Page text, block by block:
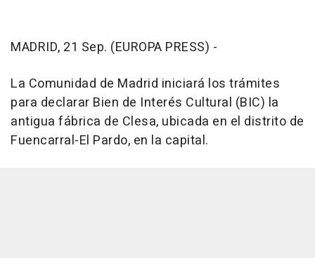
MADRID, 21 Sep. (EUROPA PRESS) -
La Comunidad de Madrid iniciará los trámites
para declarar Bien de Interés Cultural (BIC) la
antigua fábrica de Clesa, ubicada en el distrito de
Fuencarral-El Pardo, en la capital.